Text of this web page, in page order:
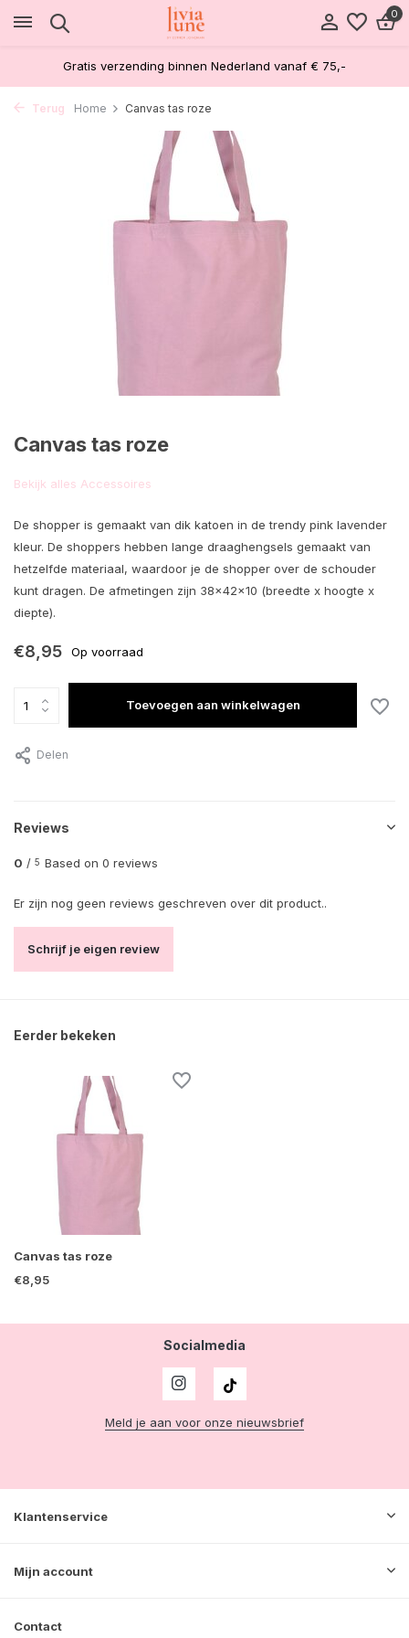
0
Gratis verzending binnen Nederland vanaf € 75,-
Terug Home Canvas tas roze
Canvas tas roze
Bekijk alles Accessoires
De shopper is gemaakt van dik katoen in de trendy pink lavender
kleur. De shoppers hebben lange draaghengsels gemaakt van
hetzelfde materiaal, waardoor je de shopper over de schouder
kunt dragen. De afmetingen zijn 38x42x10 (breedte x hoogte x
diepte).
€8,95 Op voorraad
Toevoegen aan winkelwagen
Delen
Reviews
0 / 5 Based on 0 reviews
Er zijn nog geen reviews geschreven over dit product..
Schrijf je eigen review
Eerder bekeken
Canvas tas roze
€8,95
Socialmedia
Meld je aan voor onze nieuwsbrief
Klantenservice
Mijn account
Contact